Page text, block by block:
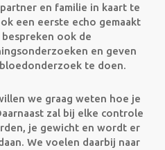
en familie in kaart te
een eerste echo gemaakt
ook de
en geven
te doen.
we graag weten hoe je
zal bij elke controle
je gewicht en wordt er
We voelen daarbij naar